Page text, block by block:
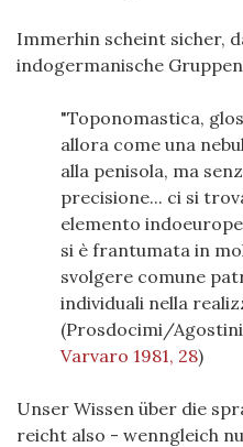
Immerhin scheint sicher,
indogermanische
"Toponomastica,
allora come una
alla penisola, ma
precisione... ci si
elemento
si è frantumata in
svolgere comune
individuali nella
(Prosdocimi/
Varvaro 1981, 28)
Unser Wissen über die
reicht also - wenngleich